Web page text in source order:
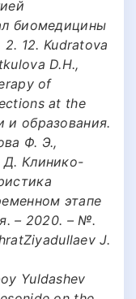
биомедицины
12. Kudratova
D.H.,
of
at the
и образования.
Ф. Э.,
Д. Клинико-
этапе
– 2020. – №.
J.
Yuldashev